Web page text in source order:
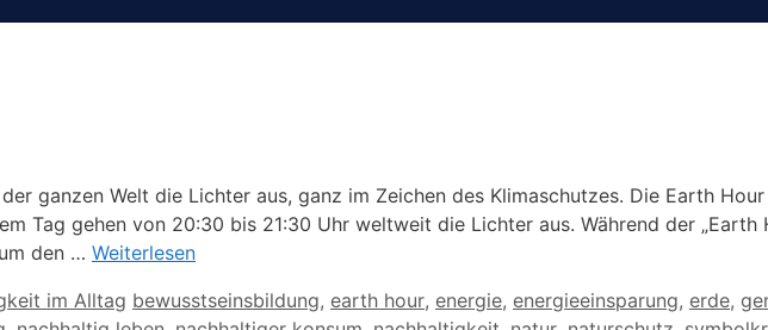
ganzen Welt die Lichter aus, ganz im Zeichen des Klimaschutzes. Die Earth
Tag gehen von 20:30 bis 21:30 Uhr weltweit die Lichter aus. Während der „Earth
den … Weiterlesen
im Alltag Schlagwörter
bewusstseinsbildung, earth hour, energie, energieeinsparung, erde,